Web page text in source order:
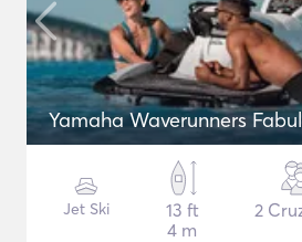
Yamaha Waverunners
Jet Ski
13 ft
4 m
2